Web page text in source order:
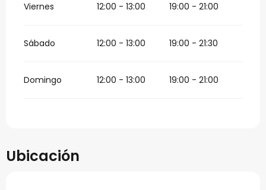
Viernes 12:00 - 13:00 19:00 - 21:00
Sábado 12:00 - 13:00 19:00 - 21:30
Domingo 12:00 - 13:00 19:00 - 21:00
Ubicación